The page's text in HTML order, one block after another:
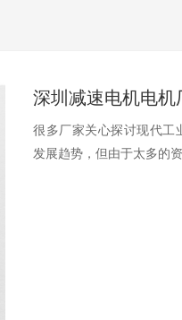
很多厂家关心探讨现代工
发展趋势，但由于太多的